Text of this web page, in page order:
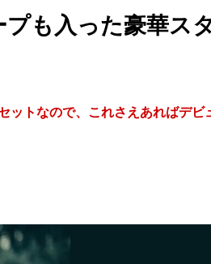
も入った豪華ス
ットなので、これさえあればデビ